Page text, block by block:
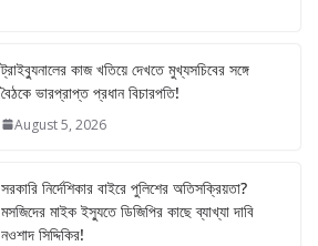
ট্রাইব্যুনালের কাজ খতিয়ে দেখতে মুখ্যসচিবের সঙ্গে
বৈঠকে ভারপ্রাপ্ত প্রধান বিচারপতি!
August 5, 2026
সরকারি নির্দেশিকার বাইরে পুলিশের অতিসক্রিয়তা?
মসজিদের মাইক ইস্যুতে ডিজিপির কাছে ব্যাখ্যা দাবি
নওশাদ সিদ্দিকির!